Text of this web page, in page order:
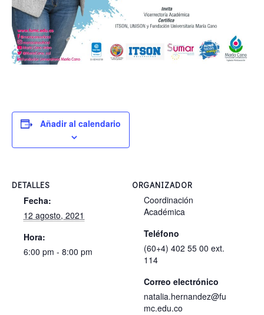
Añadir al calendario
DETALLES
Fecha:
12 agosto, 2021
Hora:
6:00 pm - 8:00 pm
ORGANIZADOR
Coordinación
Académica
Teléfono
(60+4) 402 55 00 ext.
114
Correo electrónico
natalia.hernandez@fu
mc.edu.co